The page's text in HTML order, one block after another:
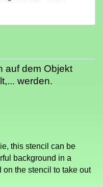
auf dem Objekt
werden.
this stencil can be
background in a
the stencil to take out